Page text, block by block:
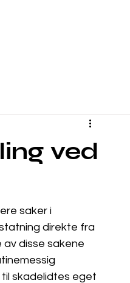
ved
saker i
direkte fra
disse sakene
skadelidtes eget